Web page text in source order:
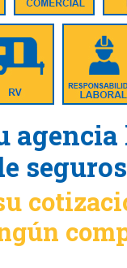
seguros